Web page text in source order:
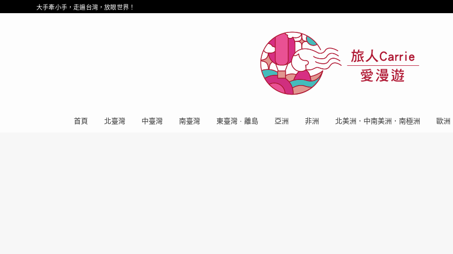
大手牽小手，走遍台灣，放眼世界！
首頁 北臺灣 中臺灣 南臺灣 東臺灣 · 離島 亞洲 非洲 北美洲．中南美洲．南極洲 歐洲